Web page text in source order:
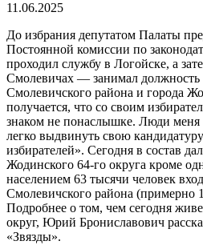
11.06.2025
До избрания депутатом Палаты
Постоянной комиссии по
проходил службу в Логойске, а
Смолевичах — занимал должность
Смолевичского района и города
получается, что со своим
знаком не понаслышке. Люди
легко выдвинуть свою
избирателей». Сегодня в состав
Жодинского 64-го округа кроме
населением 63 тысячи человек
Смолевичского района (примерно
Подробнее о том, чем сегодня
округ, Юрий Брониславович
«Звязды».